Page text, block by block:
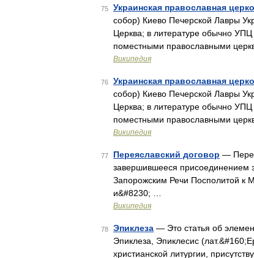
75 Украинская православная
собор) Киево Печерской Лавры
Церква; в литературе обычно
поместными православными
Википедия
76 Украинская православная
собор) Киево Печерской Лавры
Церква; в литературе обычно
поместными православными
Википедия
77 Переяславский договор —
завершившееся присоединением
Запорожским Речи Посполитой к
и&#8230; …
Википедия
78 Эпиклеза — Это статья об
Эпиклеза, Эпиклесис
христианской литургии,